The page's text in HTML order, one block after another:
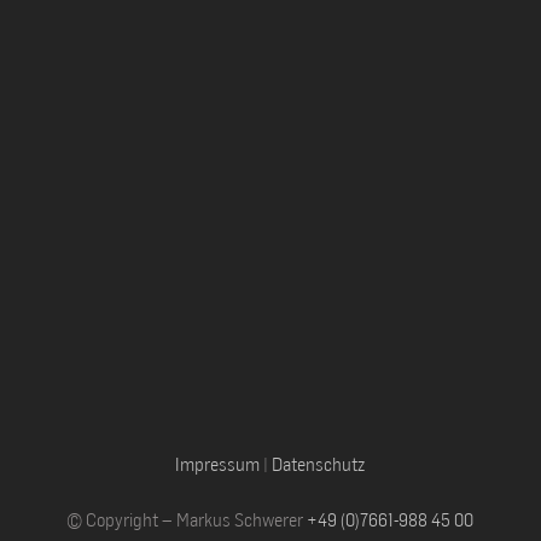
Impressum | Datenschutz
© Copyright – Markus Schwerer +49 (0)7661-988 45 00